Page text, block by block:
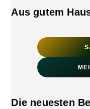
Aus gutem
Die neuesten